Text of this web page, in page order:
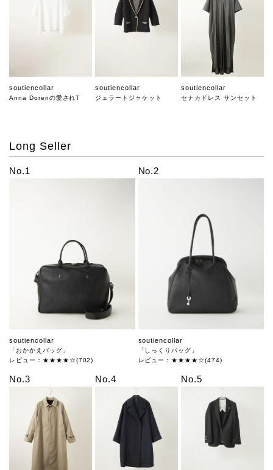
soutiencollar
Anna Dorenの愛されT
soutiencollar
ジェラートジャケット
soutiencollar
セナカドレス サンセット
Long Seller
No.1
soutiencollar
「おかかえバッグ」
レビュー：★★★★☆(702)
No.2
soutiencollar
「しっくりバッグ」
レビュー：★★★★☆(474)
No.3 No.4 No.5